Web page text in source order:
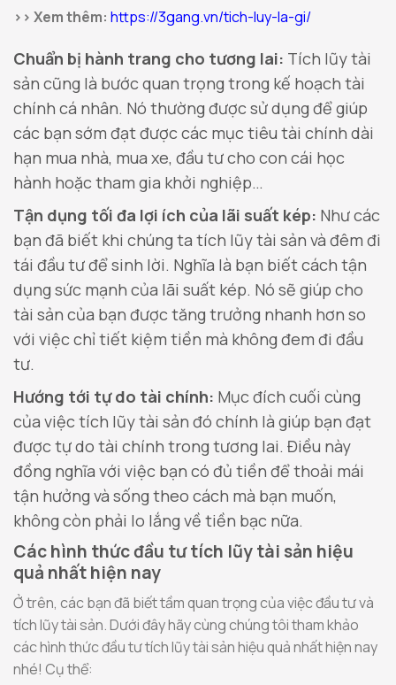
>> Xem thêm: https://3gang.vn/tich-luy-la-gi/
Chuẩn bị hành trang cho tương lai: Tích lũy tài
sản cũng là bước quan trọng trong kế hoạch tài
chính cá nhân. Nó thường được sử dụng để giúp
các bạn sớm đạt được các mục tiêu tài chính dài
hạn mua nhà, mua xe, đầu tư cho con cái học
hành hoặc tham gia khởi nghiệp…
Tận dụng tối đa lợi ích của lãi suất kép: Như các
bạn đã biết khi chúng ta tích lũy tài sản và đêm đi
tái đầu tư để sinh lời. Nghĩa là bạn biết cách tận
dụng sức mạnh của lãi suất kép. Nó sẽ giúp cho
tài sản của bạn được tăng trưởng nhanh hơn so
với việc chỉ tiết kiệm tiền mà không đem đi đầu
tư.
Hướng tới tự do tài chính: Mục đích cuối cùng
của việc tích lũy tài sản đó chính là giúp bạn đạt
được tự do tài chính trong tương lai. Điều này
đồng nghĩa với việc bạn có đủ tiền để thoải mái
tận hưởng và sống theo cách mà bạn muốn,
không còn phải lo lắng về tiền bạc nữa.
Các hình thức đầu tư tích lũy tài sản hiệu
quả nhất hiện nay
Ở trên, các bạn đã biết tầm quan trọng của việc đầu tư và
tích lũy tài sản. Dưới đây hãy cùng chúng tôi tham khảo
các hình thức đầu tư tích lũy tài sản hiệu quả nhất hiện nay
nhé! Cụ thể: